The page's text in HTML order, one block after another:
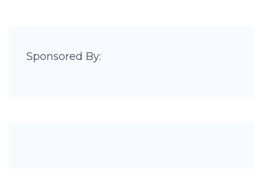
Sponsored By: